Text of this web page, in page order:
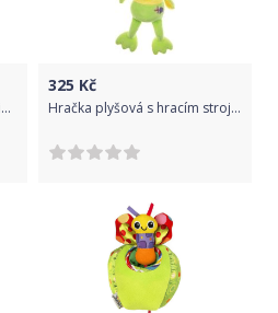
BABY MIX Plyšová hračka s vibrací Baby Mix tukan Oranžová
325 Kč
Hračka plyšová s hracím strojkem - ŽABKA zelená - Akuku